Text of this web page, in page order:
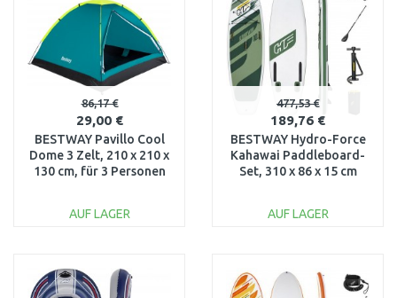
86,17 €
29,00 €
BESTWAY Pavillo Cool
Dome 3 Zelt, 210 x 210 x
130 cm, für 3 Personen
AUF LAGER
Vergleichen
477,53 €
189,76 €
BESTWAY Hydro-Force
Kahawai Paddleboard-
Set, 310 x 86 x 15 cm
AUF LAGER
Vergleichen